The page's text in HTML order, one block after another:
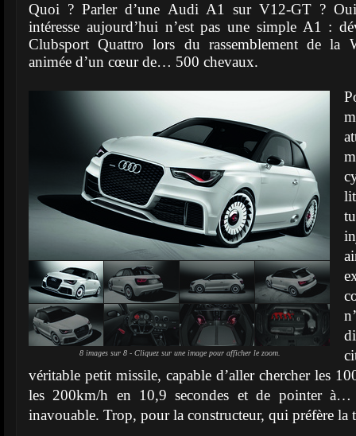
Quoi ? Parler d’une Audi A1 sur V12-GT ?
intéresse aujourd’hui n’est pas une simple A1 :
Clubsport Quattro lors du rassemblement de la
animée d’un cœur de… 500 chevaux.
8 images sur 8 - Cliquez sur une image pour afficher le zoom.
véritable petit missile, capable d’aller chercher les
les 200km/h en 10,9 secondes et de pointer à…
inavouable. Trop, pour la constructeur, qui préfère la